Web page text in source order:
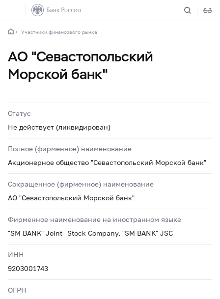
Участники финансового рынка
АО "Севастопольский
Морской банк"
Статус
Не действует (ликвидирован)
Полное (фирменное) наименование
Акционерное общество "Севастопольский Морской банк"
Сокращенное (фирменное) наименование
АО "Севастопольский Морской банк"
Фирменное наименование на иностранном языке
"SM BANK" Joint- Stock Company, "SM BANK" JSC
ИНН
9203001743
ОГРН